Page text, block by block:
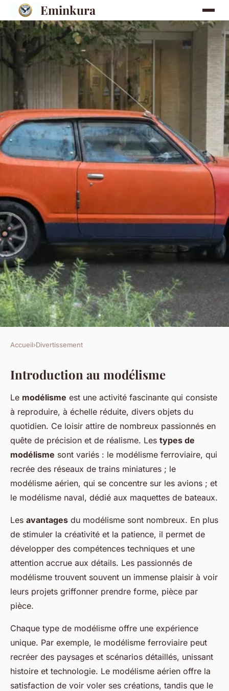
Eminkura
Un guide d'achat pour le
modélisme
David•20 décembre 2024 •5 min de lecture
Accueil›Divertissement
Introduction au modélisme
Le modélisme est une activité fascinante qui consiste
à reproduire, à échelle réduite, divers objets du
quotidien. Ce loisir attire de nombreux passionnés en
quête de précision et de réalisme. Les types de
modélisme sont variés : le modélisme ferroviaire, qui
recrée des réseaux de trains miniatures ; le
modélisme aérien, qui se concentre sur les avions ; et
le modélisme naval, dédié aux maquettes de bateaux.
Les avantages du modélisme sont nombreux. En plus
de stimuler la créativité et la patience, il permet de
développer des compétences techniques et une
attention accrue aux détails. Les passionnés de
modélisme trouvent souvent un immense plaisir à voir
leurs projets griffonner prendre forme, pièce par
pièce.
Chaque type de modélisme offre une expérience
unique. Par exemple, le modélisme ferroviaire peut
recréer des paysages et scénarios détaillés, unissant
histoire et technologie. Le modélisme aérien offre la
satisfaction de voir voler ses créations, tandis que le